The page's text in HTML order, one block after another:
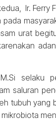
Ir. Ferry
pada
urat
selaku
saluran
tubuh yang